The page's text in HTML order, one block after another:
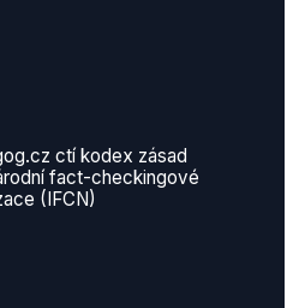
ctí kodex zásad
fact-checkingové
(IFCN)